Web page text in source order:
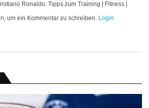
Ronaldo: Tipps zum Training | Fitness |
um ein Kommentar zu schreiben. Login